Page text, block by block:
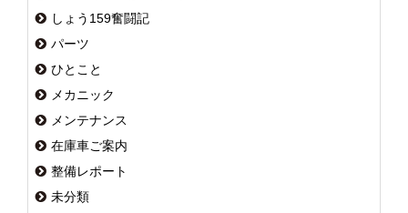
しょう159奮闘記
パーツ
ひとこと
メカニック
メンテナンス
在庫車ご案内
整備レポート
未分類